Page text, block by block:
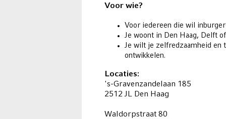
Voor wie?
Voor iedereen die wil
Je woont in Den Haag, Delft
Je wilt je zelfredzaamheid en
ontwikkelen.
Locaties:
's-Gravenzandelaan 185
2512 JL Den Haag
Waldorpstraat 80